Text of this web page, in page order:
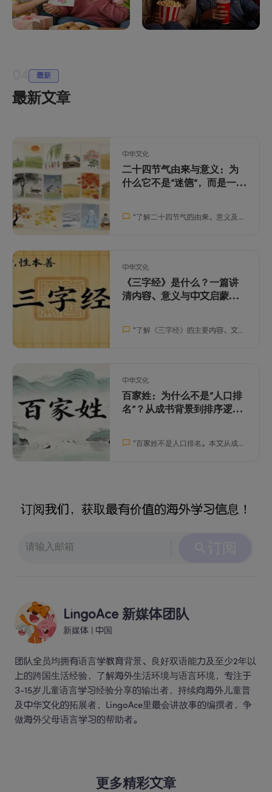
最新
最新文章
中华文化
二十四节气由来与意义：为
什么它不是“迷信”，而是一套
" 了解二十四节气的由来、意义及其在现代生活中的应用，帮助孩子提升观察力、中文表达和跨文化沟通能力。
中华文化
《三字经》是什么？一篇讲
清内容、意义与中文启蒙价
" 了解《三字经》的主要内容、文化背景与中文启蒙价值，帮助孩子和中文学习者更轻松地接触中国传统经典。
中华文化
百家姓：为什么不是“人口排
名”？从成书背景到排序逻辑
" 百家姓不是人口排名。本文从成书用途、编排方式与传播逻辑解释“赵钱孙李”为何在开头，并给出30个最常用姓氏
订阅我们，获取最有价值的海外学习信息！
LingoAce 新媒体团队
新媒体 中国
团队全员均拥有语言学教育背景、良好双语能力及至少2年以
上的跨国生活经验，了解海外生活环境与语言环境，专注于
3-15岁儿童语言学习经验分享的输出者，持续向海外儿童普
及中华文化的拓展者，LingoAce里最会讲故事的编撰者，争
做海外父母语言学习的帮助者。
更多精彩文章